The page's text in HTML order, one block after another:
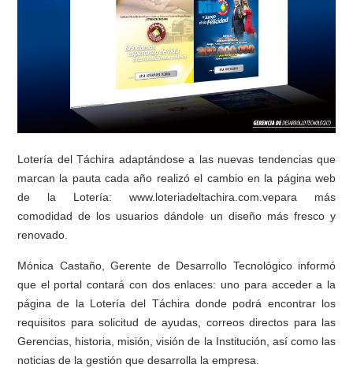
Lotería del Táchira adaptándose a las nuevas tendencias que
marcan la pauta cada año realizó el cambio en la página web
de la Lotería: www.loteriadeltachira.com.vepara más
comodidad de los usuarios dándole un diseño más fresco y
renovado.
Mónica Castaño, Gerente de Desarrollo Tecnológico informó
que el portal contará con dos enlaces: uno para acceder a la
página de la Lotería del Táchira donde podrá encontrar los
requisitos para solicitud de ayudas, correos directos para las
Gerencias, historia, misión, visión de la Institución, así como las
noticias de la gestión que desarrolla la empresa.